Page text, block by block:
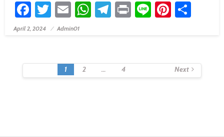
Facebook
Twitter
EmailWhatsApp
Telegram
PrintLine
Posted On
April 2, 2024 Admin01
Posts
Navigation
1 2 … 4 Next